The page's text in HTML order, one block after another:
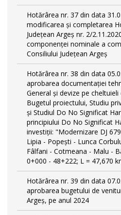
Hotărârea nr. 37 din data
modificarea și completarea
Județean Argeș nr. 2/
componenței nominale a
Consiliului Județean Argeș
Hotărârea nr. 38 din data
aprobarea documentației
General și devize pe
Bugetul proiectului, Studiu
și Studiul Do No Significat
principiului Do No Significat
investiții: "Modernizare DJ
Lipia - Popești - Lunca
Fâlfani - Cotmeana - Malu -
0+000 - 48+222; L = 47,670
Hotărârea nr. 39 din data
aprobarea bugetului de
Argeș, pe anul 2024